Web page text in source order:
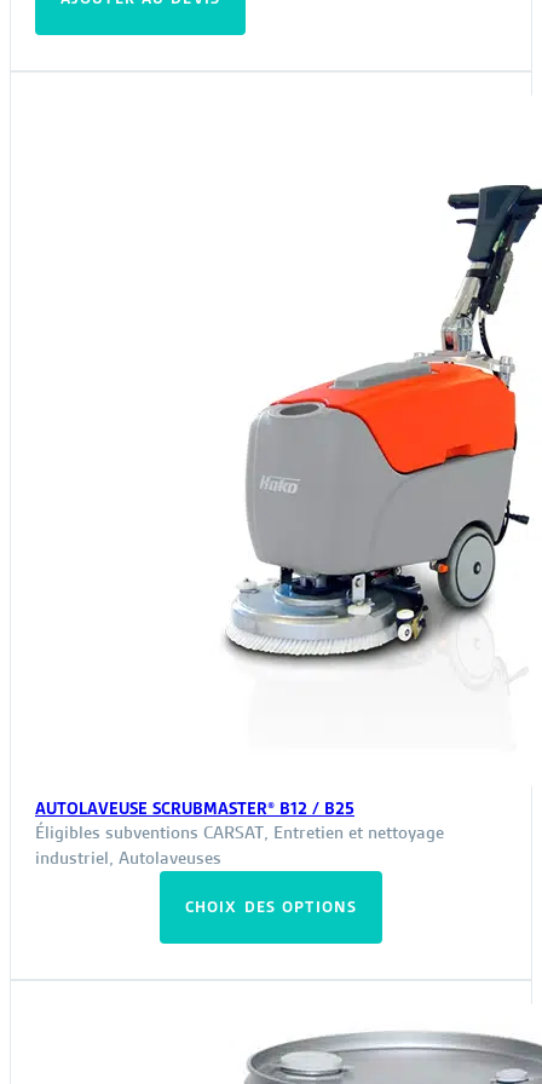
AUTOLAVEUSE SCRUBMASTER® B12 / B25
Éligibles subventions CARSAT, Entretien et nettoyage
industriel, Autolaveuses
CHOIX DES OPTIONS
a
plusieurs
Les